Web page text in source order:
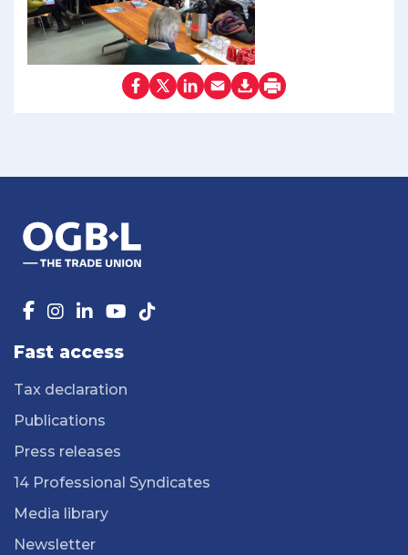
Fast access
Tax declaration
Publications
Press releases
14 Professional Syndicates
Media library
Newsletter